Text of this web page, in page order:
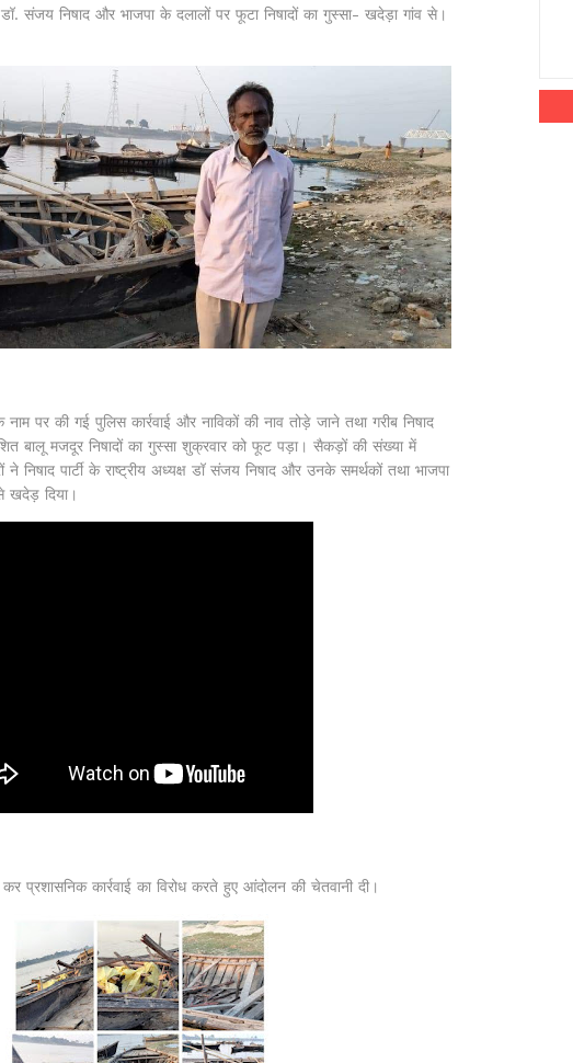
डॉ. संजय निषाद और भाजपा के दलालों पर फूटा निषादों का गुस्सा- खदेड़ा गांव से।
पर की गई पुलिस कार्रवाई और नाविकों की नाव तोड़े जाने तथा गरीब निषाद
बालू मजदूर निषादों का गुस्सा शुक्रवार को फूट पड़ा। सैकड़ों की संख्या में
निषाद पार्टी के राष्ट्रीय अध्यक्ष डॉ संजय निषाद और उनके समर्थकों तथा भाजपा
खदेड़ दिया।
प्रशासनिक कार्रवाई का विरोध करते हुए आंदोलन की चेतवानी दी।